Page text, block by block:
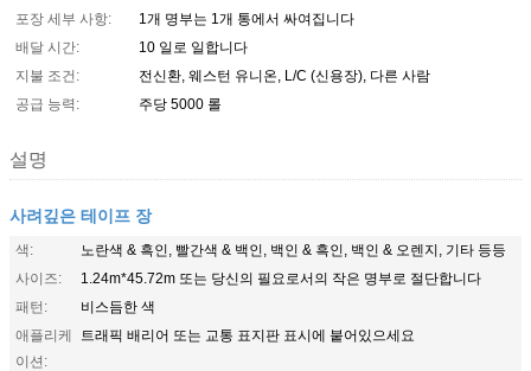
포장 세부 사항:
1개 명부는 1개 통에서 싸여집니다
배달 시간:
10 일로 일합니다
지불 조건:
전신환, 웨스턴 유니온, L/C (신용장), 다른 사람
공급 능력:
주당 5000 롤
설명
사려깊은 테이프 장
색:
노란색 & 흑인, 빨간색 & 백인, 백인 & 흑인, 백인 & 오렌지, 기타 등등
사이즈:
1.24m*45.72m 또는 당신의 필요로서의 작은 명부로 절단합니다
패턴:
비스듬한 색
애플리케
이션:
트래픽 배리어 또는 교통 표지판 표시에 붙어있으세요